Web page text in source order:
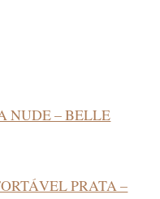
NUDE – BELLE
PRATA –